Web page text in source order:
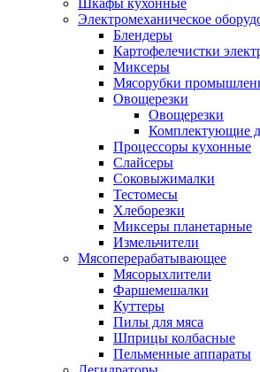
Электромеханическое
Блендеры
Картофелечистки
Миксеры
Мясорубки
Овощерезки
Овощерезки
Комплектующие
Процессоры кухонные
Слайсеры
Соковыжималки
Тестомесы
Хлеборезки
Миксеры планетарные
Измельчители
Мясоперерабатывающее
Мясорыхлители
Фаршемешалки
Куттеры
Пилы для мяса
Шприцы колбасные
Пельменные аппараты